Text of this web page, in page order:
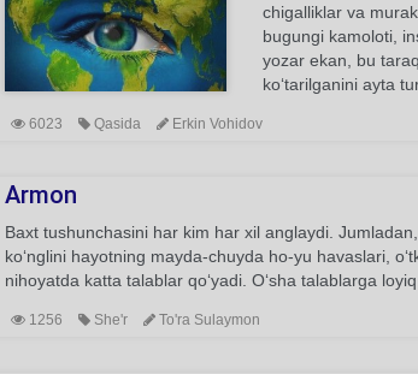
chigalliklar va
bugungi kamoloti,
yozar ekan, bu
ko‘tarilganini ayta
6023 Qasida Erkin Vohidov
Armon
Baxt tushunchasini har kim har xil anglaydi.
ko‘nglini hayotning mayda-chuyda ho-yu havaslari,
nihoyatda katta talablar qo‘yadi. O‘sha talablarga
1256 She'r To'ra Sulaymon